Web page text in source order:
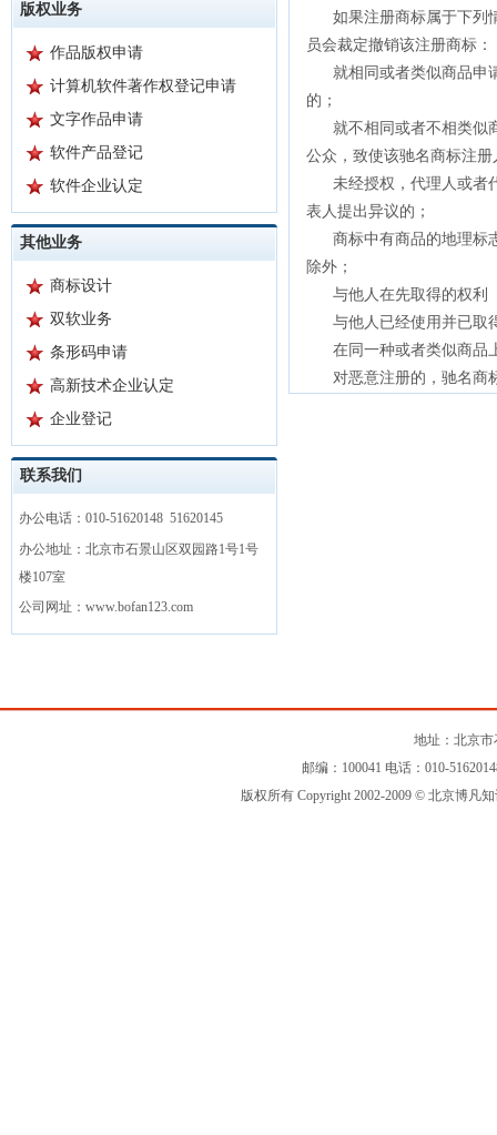
版权业务
作品版权申请
计算机软件著作权登记申请
文字作品申请
软件产品登记
软件企业认定
其他业务
商标设计
双软业务
条形码申请
高新技术企业认定
企业登记
联系我们
办公电话：010-51620148 51620145
办公地址：北京市石景山区双园路1号1号
楼107室
公司网址：www.bofan123.com
如果注册商标属于下列
员会裁定撤销该注册商标：
就相同或者类似商品申
的；
就不相同或者不相类似
公众，致使该驰名商标注
未经授权，代理人或者
表人提出异议的；
商标中有商品的地理标
除外；
与他人在先取得的权利
与他人已经使用并已取
在同一种或者类似商品
对恶意注册的，驰名商
地址：北京市
邮编：100041 电话：010-
版权所有 Copyright 2002-2009 © 北京博凡